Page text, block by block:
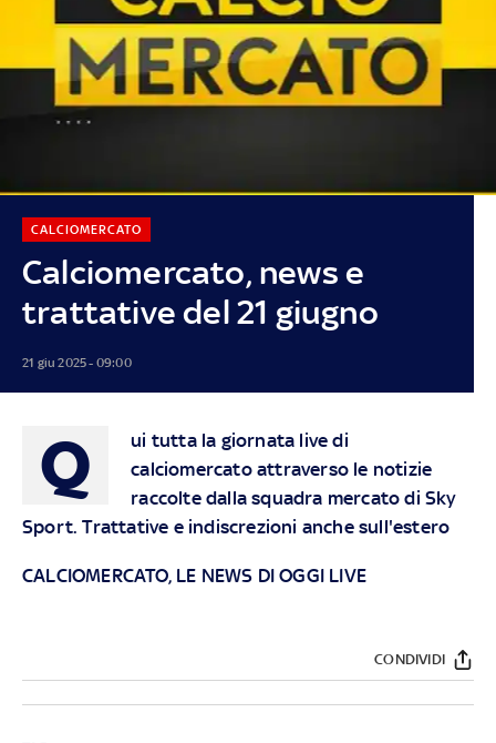
Calciomercato, news e
trattative del 21 giugno
CALCIOMERCATO
21 giu 2025 - 09:00
Q
ui tutta la giornata live di
calciomercato attraverso le notizie
raccolte dalla squadra mercato di Sky
Sport. Trattative e indiscrezioni anche sull'estero
CALCIOMERCATO, LE NEWS DI OGGI LIVE
CONDIVIDI